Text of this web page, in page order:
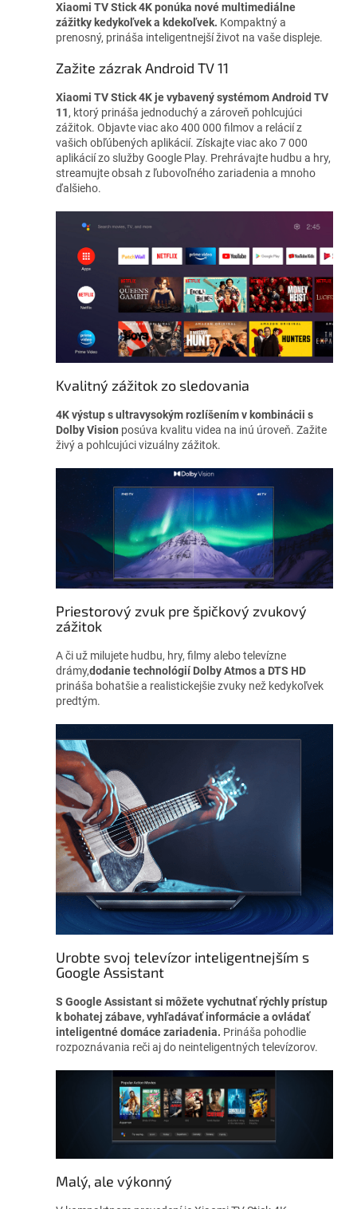
Xiaomi TV Stick 4K ponúka nové multimediálne
zážitky kedykoľvek a kdekoľvek. Kompaktný a
prenosný, prináša inteligentnejší život na vaše displeje.
Zažite zázrak Android TV 11
Xiaomi TV Stick 4K je vybavený systémom Android TV
11, ktorý prináša jednoduchý a zároveň pohlcujúci
zážitok. Objavte viac ako 400 000 filmov a relácií z
vašich obľúbených aplikácií. Získajte viac ako 7 000
aplikácií zo služby Google Play. Prehrávajte hudbu a hry,
streamujte obsah z ľubovoľného zariadenia a mnoho
ďalšieho.
Kvalitný zážitok zo sledovania
4K výstup s ultravysokým rozlíšením v kombinácii s
Dolby Vision posúva kvalitu videa na inú úroveň. Zažite
živý a pohlcujúci vizuálny zážitok.
Priestorový zvuk pre špičkový zvukový
zážitok
A či už milujete hudbu, hry, filmy alebo televízne
drámy,dodanie technológií Dolby Atmos a DTS HD
prináša bohatšie a realistickejšie zvuky než kedykoľvek
predtým.
Urobte svoj televízor inteligentnejším s
Google Assistant
S Google Assistant si môžete vychutnať rýchly prístup
k bohatej zábave, vyhľadávať informácie a ovládať
inteligentné domáce zariadenia. Prináša pohodlie
rozpoznávania reči aj do neinteligentných televízorov.
Malý, ale výkonný